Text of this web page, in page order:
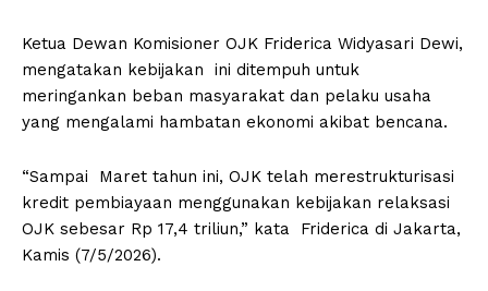
Ketua Dewan Komisioner OJK Friderica Widyasari Dewi,
mengatakan kebijakan ini ditempuh untuk
meringankan beban masyarakat dan pelaku usaha
yang mengalami hambatan ekonomi akibat bencana.
“Sampai Maret tahun ini, OJK telah merestrukturisasi
kredit pembiayaan menggunakan kebijakan relaksasi
OJK sebesar Rp 17,4 triliun,” kata Friderica di Jakarta,
Kamis (7/5/2026).